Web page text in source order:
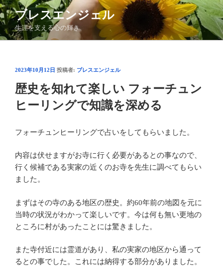
コ
ン
テ
ン
ブレスエンジェル
生涯を支える心の輝き
投
日:
2023年10月12日 投稿者: ブレスエンジェル
歴史を知れて楽しい フォーチュン
ヒーリングで知識を深める
フォーチュンヒーリングで占いをしてもらいました。
内容は伏せますがお寺に行く必要があるとの事なので、
行く候補である実家の近くのお寺を先生に調べてもらい
ました。
まずはその寺のある地区の歴史。約60年前の地図を元に
当時の状況がわかって楽しいです。今は何も無い更地の
ところに村があったことには驚きました。
また寺付近には霊道があり、私の実家の地区から通って
るとの事でした。これには納得する部分がありました。